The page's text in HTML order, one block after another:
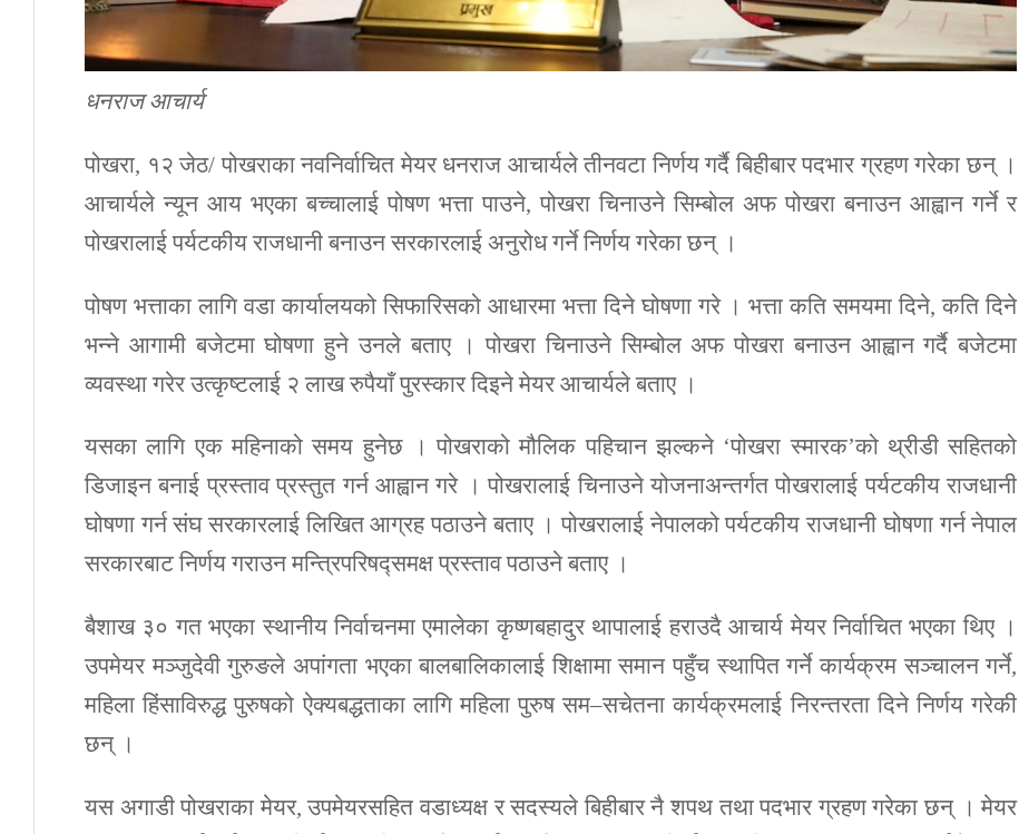
धनराज आचार्य
पोखरा, १२ जेठ/ पोखराका नवनिर्वाचित मेयर धनराज आचार्यले तीनवटा निर्णय गर्दै बिहीबार पदभार ग्रहण गरेका छन् ।
आचार्यले न्यून आय भएका बच्चालाई पोषण भत्ता पाउने, पोखरा चिनाउने सिम्बोल अफ पोखरा बनाउन आह्वान गर्ने र
पोखरालाई पर्यटकीय राजधानी बनाउन सरकारलाई अनुरोध गर्ने निर्णय गरेका छन् ।
पोषण भत्ताका लागि वडा कार्यालयको सिफारिसको आधारमा भत्ता दिने घोषणा गरे । भत्ता कति समयमा दिने, कति दिने
भन्ने आगामी बजेटमा घोषणा हुने उनले बताए । पोखरा चिनाउने सिम्बोल अफ पोखरा बनाउन आह्वान गर्दै बजेटमा
व्यवस्था गरेर उत्कृष्टलाई २ लाख रुपैयाँ पुरस्कार दिइने मेयर आचार्यले बताए ।
यसका लागि एक महिनाको समय हुनेछ । पोखराको मौलिक पहिचान झल्कने ‘पोखरा स्मारक’को थ्रीडी सहितको
डिजाइन बनाई प्रस्ताव प्रस्तुत गर्न आह्वान गरे । पोखरालाई चिनाउने योजनाअन्तर्गत पोखरालाई पर्यटकीय राजधानी
घोषणा गर्न संघ सरकारलाई लिखित आग्रह पठाउने बताए । पोखरालाई नेपालको पर्यटकीय राजधानी घोषणा गर्न नेपाल
सरकारबाट निर्णय गराउन मन्त्रिपरिषद्समक्ष प्रस्ताव पठाउने बताए ।
बैशाख ३० गत भएका स्थानीय निर्वाचनमा एमालेका कृष्णबहादुर थापालाई हराउदै आचार्य मेयर निर्वाचित भएका थिए ।
उपमेयर मञ्जुदेवी गुरुङले अपांगता भएका बालबालिकालाई शिक्षामा समान पहुँच स्थापित गर्ने कार्यक्रम सञ्चालन गर्ने,
महिला हिंसाविरुद्ध पुरुषको ऐक्यबद्धताका लागि महिला पुरुष सम–सचेतना कार्यक्रमलाई निरन्तरता दिने निर्णय गरेकी
छन् ।
यस अगाडी पोखराका मेयर, उपमेयरसहित वडाध्यक्ष र सदस्यले बिहीबार नै शपथ तथा पदभार ग्रहण गरेका छन् । मेयर